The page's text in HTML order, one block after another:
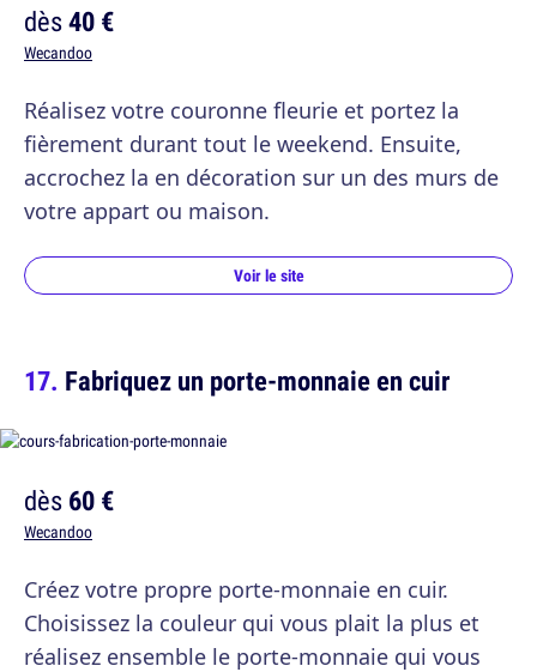
dès40 €
Wecandoo
Réalisez votre couronne fleurie et portez la
fièrement durant tout le weekend. Ensuite,
accrochez la en décoration sur un des murs de
votre appart ou maison.
Voir le site
Fabriquez un porte-monnaie en cuir
dès60 €
Wecandoo
Créez votre propre porte-monnaie en cuir.
Choisissez la couleur qui vous plait la plus et
réalisez ensemble le porte-monnaie qui vous